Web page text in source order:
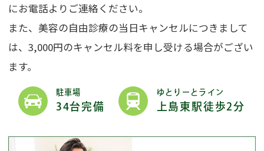
にお電話よりご連絡ください。
また、美容の自由診療の当日キャンセルにつきまして
は、3,000円のキャンセル料を申し受ける場合がござい
ます。
駐車場
34台完備
ゆとりーとライン
上島東駅徒歩2分